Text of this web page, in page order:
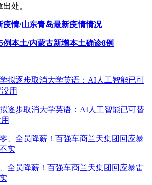
处。
疫情/山东青岛最新疫情情况
例本土/内蒙古新增本土确诊8例
逐步取消大学英语：AI人工智能已可替
全员降薪！百强车商兰天集团回应暴雷